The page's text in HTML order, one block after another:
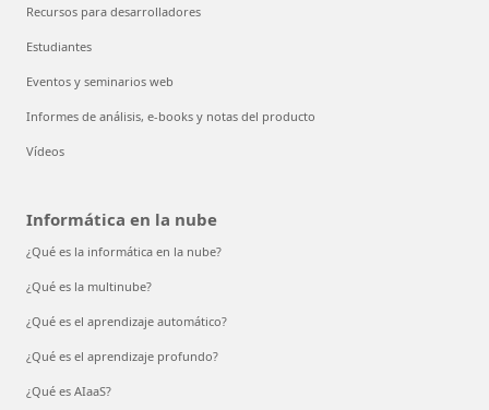
Recursos para desarrolladores
Estudiantes
Eventos y seminarios web
Informes de análisis, e-books y notas del producto
Vídeos
Informática en la nube
¿Qué es la informática en la nube?
¿Qué es la multinube?
¿Qué es el aprendizaje automático?
¿Qué es el aprendizaje profundo?
¿Qué es AIaaS?